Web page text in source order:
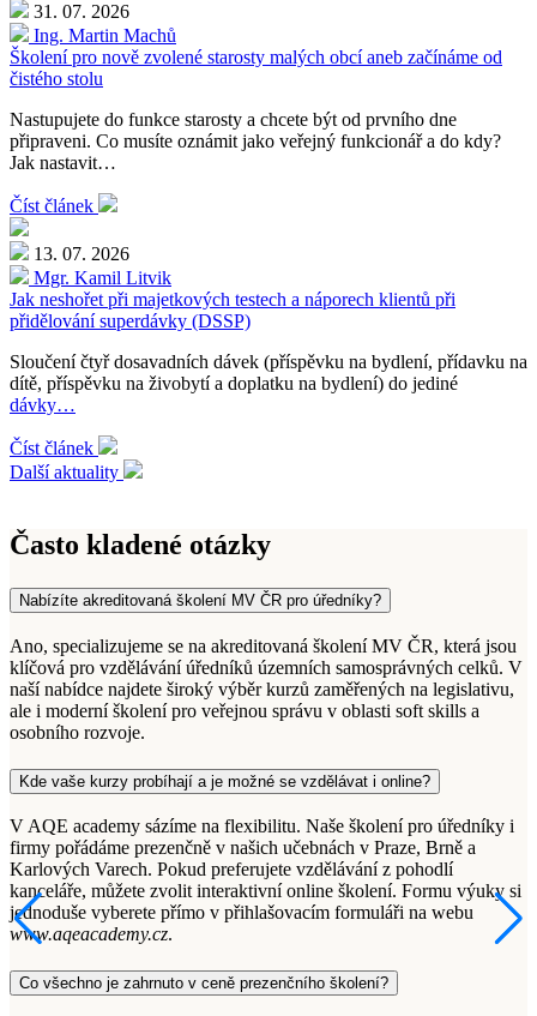
31. 07. 2026
Ing. Martin Machů
Školení pro nově zvolené starosty malých obcí aneb začínáme od
čistého stolu
Nastupujete do funkce starosty a chcete být od prvního dne
připraveni. Co musíte oznámit jako veřejný funkcionář a do kdy?
Jak nastavit…
Číst článek
13. 07. 2026
Mgr. Kamil Litvik
Jak neshořet při majetkových testech a náporech klientů při
přidělování superdávky (DSSP)
Sloučení čtyř dosavadních dávek (příspěvku na bydlení, přídavku na
dítě, příspěvku na živobytí a doplatku na bydlení) do jediné
dávky…
Číst článek
Další aktuality
Často kladené otázky
Nabízíte akreditovaná školení MV ČR pro úředníky?
Ano, specializujeme se na akreditovaná školení MV ČR, která jsou
klíčová pro vzdělávání úředníků územních samosprávných celků. V
naší nabídce najdete široký výběr kurzů zaměřených na legislativu,
ale i moderní školení pro veřejnou správu v oblasti soft skills a
osobního rozvoje.
Kde vaše kurzy probíhají a je možné se vzdělávat i online?
V AQE academy sázíme na flexibilitu. Naše školení pro úředníky i
firmy pořádáme prezenčně v našich učebnách v Praze, Brně a
Karlových Varech. Pokud preferujete vzdělávání z pohodlí
kanceláře, můžete zvolit interaktivní online školení. Formu výuky si
jednoduše vyberete přímo v přihlašovacím formuláři na webu
www.aqeacademy.cz.
Co všechno je zahrnuto v ceně prezenčního školení?